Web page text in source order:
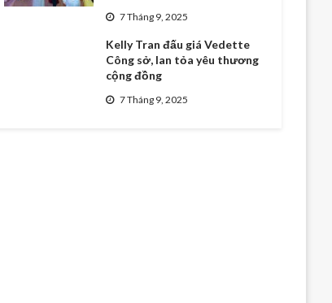
7 Tháng 9, 2025
Kelly Tran đấu giá Vedette
Công sở, lan tỏa yêu thương
cộng đồng
7 Tháng 9, 2025